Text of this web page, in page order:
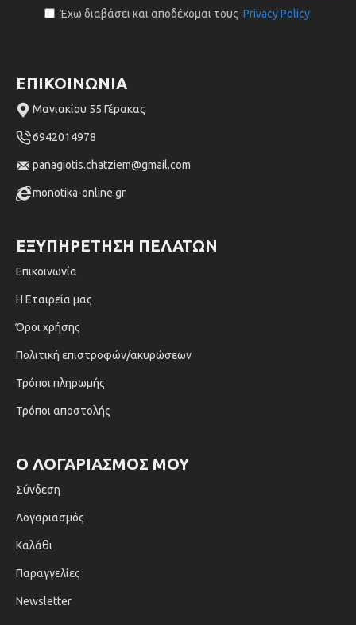
Έχω διαβάσει και αποδέχομαι τους Privacy Policy
ΕΠΙΚΟΙΝΩΝΙΑ
Μανιακίου 55 Γέρακας
6942014978
panagiotis.chatziem@gmail.com
monotika-online.gr
ΕΞΥΠΗΡΈΤΗΣΗ ΠΕΛΑΤΏΝ
Επικοινωνία
Η Εταιρεία μας
Όροι χρήσης
Πολιτική επιστροφών/ακυρώσεων
Τρόποι πληρωμής
Τρόποι αποστολής
Ο ΛΟΓΑΡΙΑΣΜΌΣ ΜΟΥ
Σύνδεση
Λογαριασμός
Καλάθι
Παραγγελίες
Newsletter